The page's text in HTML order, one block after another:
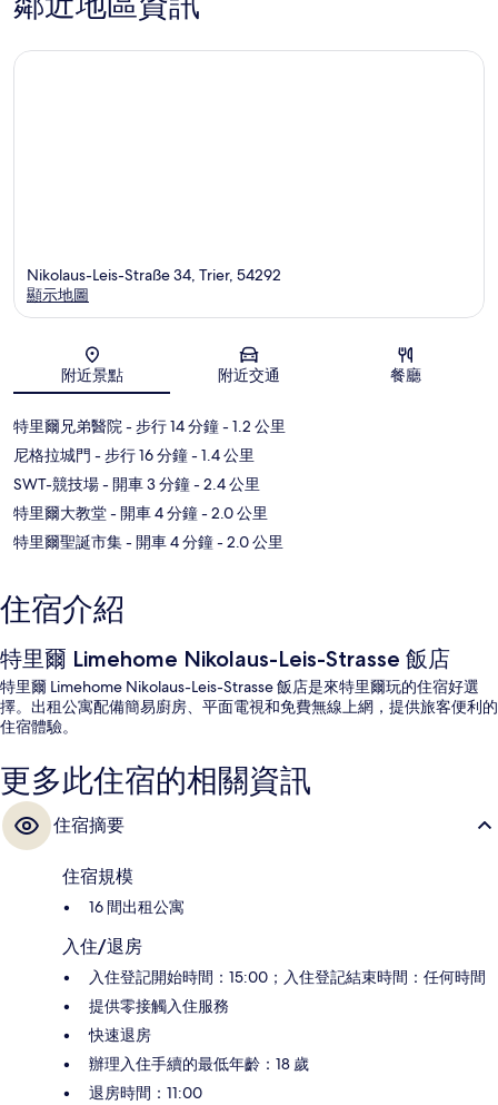
地圖
Nikolaus-Leis-Straße 34, Trier, 54292
顯示地圖
附近景點 附近交通 餐廳
特里爾兄弟醫院- 步行 14 分鐘- 1.2 公里
尼格拉城門 - 步行 16 分鐘- 1.4 公里
SWT-競技場- 開車 3 分鐘- 2.4 公里
特里爾大教堂- 開車 4 分鐘- 2.0 公里
特里爾聖誕市集- 開車 4 分鐘- 2.0 公里
住宿介紹
特里爾 Limehome Nikolaus-Leis-Strasse 飯店
特里爾 Limehome Nikolaus-Leis-Strasse 飯店是來特里爾玩的住宿好選
擇。出租公寓配備簡易廚房、平面電視和免費無線上網，提供旅客便利的
住宿體驗。
更多此住宿的相關資訊
住宿摘要
住宿規模
16 間出租公寓
入住/退房
入住登記開始時間：15:00；入住登記結束時間：任何時間
提供零接觸入住服務
快速退房
辦理入住手續的最低年齡：18 歲
退房時間：11:00